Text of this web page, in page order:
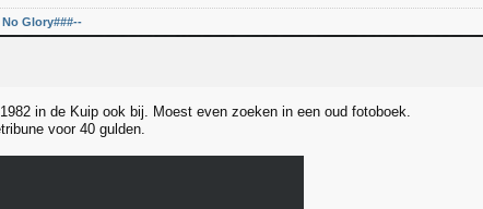
Glory###--
1982 in de Kuip ook bij. Moest even zoeken in een oud fotoboek.
voor 40 gulden.